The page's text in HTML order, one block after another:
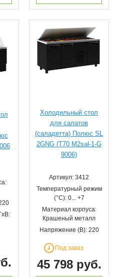
Холодильный стол
для салатов
(саладетта) Полюс SL
2GNG (T70 M2sal-1-G
9006)
Артикул: 3412
Температурный режим
(°С): 0... +7
Материал корпуса:
Крашеный металл
Напряжение (В): 220
Под заказ
45 798 руб.